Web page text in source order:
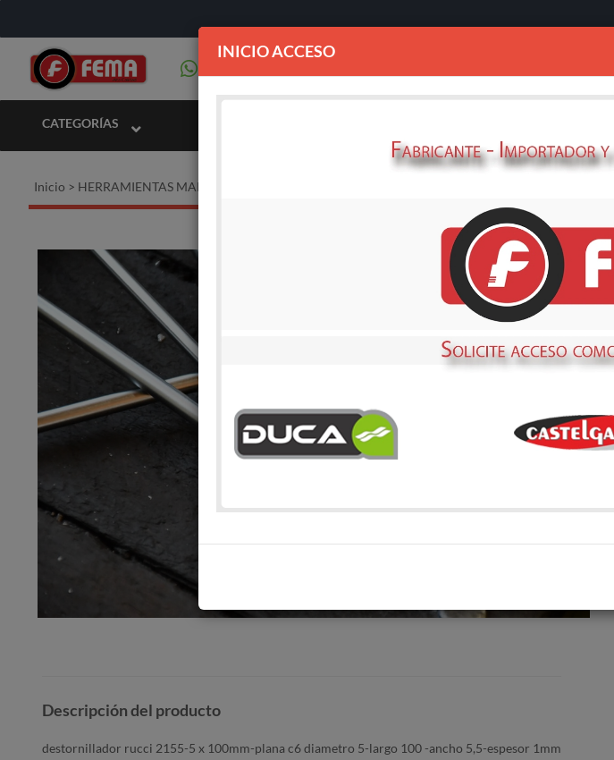
CATEGORÍAS
Inicio > HERRAMIENTAS MANUALES
Descripción del producto
destornillador rucci 2155-5 x 100mm-plana c6 diametro 5-largo 100 -ancho 5,5-espesor 1mm
INICIO ACCESO